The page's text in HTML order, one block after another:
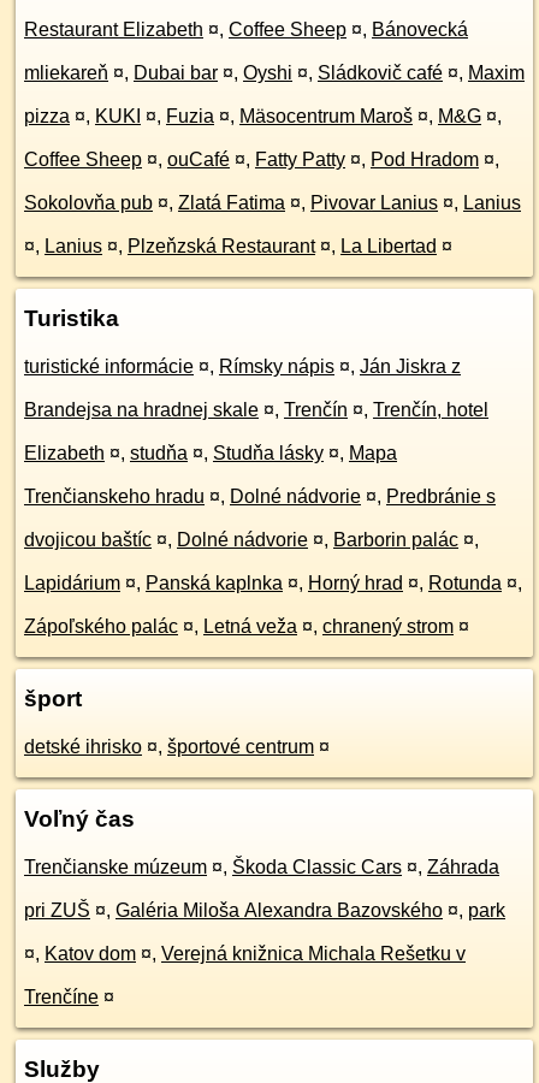
Restaurant Elizabeth ¤, Coffee Sheep ¤, Bánovecká
mliekareň ¤, Dubai bar ¤, Oyshi ¤, Sládkovič café ¤, Maxim
pizza ¤, KUKI ¤, Fuzia ¤, Mäsocentrum Maroš ¤, M&G ¤,
Coffee Sheep ¤, ouCafé ¤, Fatty Patty ¤, Pod Hradom ¤,
Sokolovňa pub ¤, Zlatá Fatima ¤, Pivovar Lanius ¤, Lanius
¤, Lanius ¤, Plzeňzská Restaurant ¤, La Libertad ¤
Turistika
turistické informácie ¤, Rímsky nápis ¤, Ján Jiskra z
Brandejsa na hradnej skale ¤, Trenčín ¤, Trenčín, hotel
Elizabeth ¤, studňa ¤, Studňa lásky ¤, Mapa
Trenčianskeho hradu ¤, Dolné nádvorie ¤, Predbránie s
dvojicou baštíc ¤, Dolné nádvorie ¤, Barborin palác ¤,
Lapidárium ¤, Panská kaplnka ¤, Horný hrad ¤, Rotunda ¤,
Zápoľského palác ¤, Letná veža ¤, chranený strom ¤
šport
detské ihrisko ¤, športové centrum ¤
Voľný čas
Trenčianske múzeum ¤, Škoda Classic Cars ¤, Záhrada
pri ZUŠ ¤, Galéria Miloša Alexandra Bazovského ¤, park
¤, Katov dom ¤, Verejná knižnica Michala Rešetku v
Trenčíne ¤
Služby